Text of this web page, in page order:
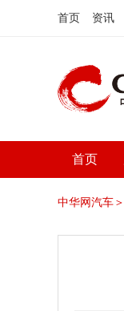
首页 资讯
首页
中华网汽车＞